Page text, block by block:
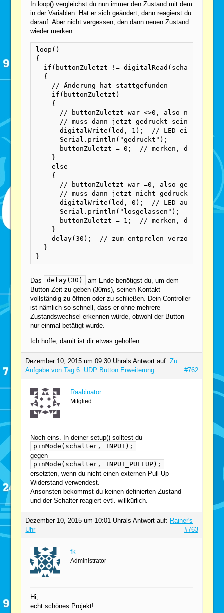
In loop() vergleichst du nun immer den Zustand mit dem
in der Variablen. Hat er sich geändert, dann reagierst du
darauf. Aber nicht vergessen, den dann neuen Zustand
wieder merken.
loop()
{
  if(buttonZuletzt != digitalRead(schalter))
  {
    // Änderung hat stattgefunden
    if(buttonZuletzt)
    {
// buttonZuletzt war <>0, also nicht
      // muss dann jetzt gedrückt sein
      digitalWrite(led, 1);  // LED ein
      Serial.println("gedrückt");
buttonZuletzt = 0;  // merken, dass
    }
    else
    {
// buttonZuletzt war =0, also gedrückt
      // muss dann jetzt nicht gedrückt sein
      digitalWrite(led, 0);  // LED aus
      Serial.println("losgelassen");
buttonZuletzt = 1;  // merken, dass
    }
delay(30);  // zum entprelen verzögern
  }
}
Das delay(30)
am Ende benötigst du, um dem
Button Zeit zu geben (30ms), seinen Kontakt
vollständig zu öffnen oder zu schließen. Dein Controller
ist nämlich so schnell, dass er ohne mehrere
Zustandswechsel erkennen würde, obwohl der Button
nur einmal betätigt wurde.
Ich hoffe, damit ist dir etwas geholfen.
Dezember 10, 2015 um 09:30 Uhrals Antwort auf:Zu
Aufgabe von Tag 6: UDP Button Erweiterung
#762
Raabinator
Mitglied
Noch eins. In deiner setup() solltest du
pinMode(schalter, INPUT);
gegen
pinMode(schalter, INPUT_PULLUP);
ersetzten, wenn du nicht einen externen Pull-Up
Widerstand verwendest.
Ansonsten bekommst du keinen definierten Zustand
und der Schalter reagiert evtl. willkürlich.
Dezember 10, 2015 um 10:01 Uhrals Antwort auf: Rainer's
Uhr
#763
fk
Administrator
Hi,
echt schönes Projekt!